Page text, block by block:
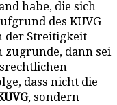
habe, die sich
des KUVG
der Streitigkeit
zugrunde, dann sei
dass nicht die
, sondern